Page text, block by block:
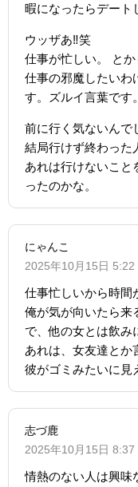
暇になったらデート
ウッザあ‼︎笑
仕事が忙しい。 とか
仕事の邪魔したいわ
す。ズルイ言葉です。
前に行く気ないんで
結局行けず終わった
あれは行けないこと
ったのかな。
にゃんこ
2025年10月15日 5:22
仕事忙しいから時間
俺が気が向いたら来
で、他の女とは飲み
あれは、女友達とか
彼がゴミみたいに見
志づ鹿
2025年10月15日 8:37
情熱のない人は興味